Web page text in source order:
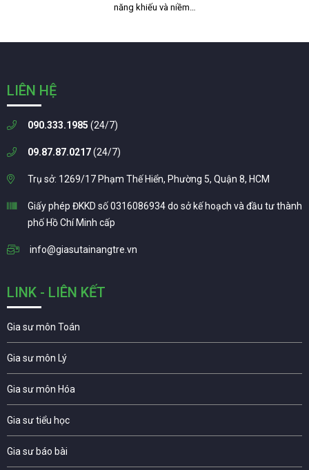
năng khiếu và niềm…
LIÊN HỆ
090.333.1985 (24/7)
09.87.87.0217(24/7)
Trụ sở: 1269/17 Phạm Thế Hiển, Phường 5, Quận 8, HCM
Giấy phép ĐKKD số 0316086934 do sở kế hoạch và đầu tư thành
phố Hồ Chí Minh cấp
info@giasutainangtre.vn
LINK - LIÊN KẾT
Gia sư môn Toán
Gia sư môn Lý
Gia sư môn Hóa
Gia sư tiểu học
Gia sư báo bài